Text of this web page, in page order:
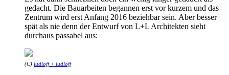
gedacht. Die Bauarbeiten begannen erst vor kurzem und das
Zentrum wird erst Anfang 2016 beziehbar sein. Aber besser
spät als nie denn der Entwurf von L+L Architekten sieht
durchaus passabel aus:
(C) ludloff + ludloff